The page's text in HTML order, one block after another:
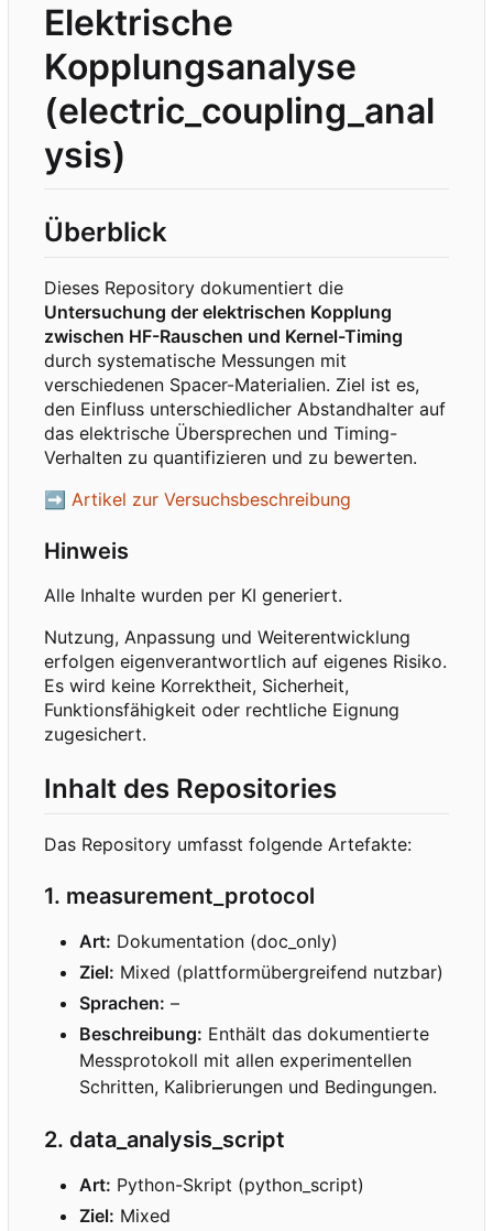
Elektrische
Kopplungsanalyse
(electric_coupling_anal
ysis)
Überblick
Dieses Repository dokumentiert die
Untersuchung der elektrischen Kopplung
zwischen HF-Rauschen und Kernel-Timing
durch systematische Messungen mit
verschiedenen Spacer-Materialien. Ziel ist es,
den Einfluss unterschiedlicher Abstandhalter auf
das elektrische Übersprechen und Timing-
Verhalten zu quantifizieren und zu bewerten.
➡ Artikel zur Versuchsbeschreibung
Hinweis
Alle Inhalte wurden per KI generiert.
Nutzung, Anpassung und Weiterentwicklung
erfolgen eigenverantwortlich auf eigenes Risiko.
Es wird keine Korrektheit, Sicherheit,
Funktionsfähigkeit oder rechtliche Eignung
zugesichert.
Inhalt des Repositories
Das Repository umfasst folgende Artefakte:
1. measurement_protocol
Art: Dokumentation (doc_only)
Ziel: Mixed (plattformübergreifend nutzbar)
Sprachen: –
Beschreibung: Enthält das dokumentierte
Messprotokoll mit allen experimentellen
Schritten, Kalibrierungen und Bedingungen.
2. data_analysis_script
Art: Python-Skript (python_script)
Ziel: Mixed